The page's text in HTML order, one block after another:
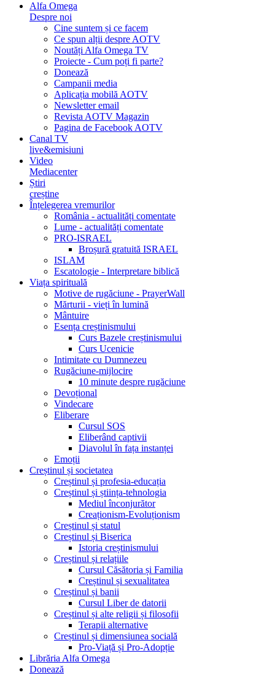
Alfa Omega
Despre noi
Cine suntem și ce facem
Ce spun alții despre AOTV
Noutăți Alfa Omega TV
Proiecte - Cum poți fi parte?
Donează
Campanii media
Aplicația mobilă AOTV
Newsletter email
Revista AOTV Magazin
Pagina de Facebook AOTV
Canal TV
live&emisiuni
Video
Mediacenter
Știri
creștine
Înțelegerea vremurilor
România - actualități comentate
Lume - actualități comentate
PRO-ISRAEL
Broșură gratuită ISRAEL
ISLAM
Escatologie - Interpretare biblică
Viața spirituală
Motive de rugăciune - PrayerWall
Mărturii - vieți în lumină
Mântuire
Esența creștinismului
Curs Bazele creștinismului
Curs Ucenicie
Intimitate cu Dumnezeu
Rugăciune-mijlocire
10 minute despre rugăciune
Devoțional
Vindecare
Eliberare
Cursul SOS
Eliberând captivii
Diavolul în fața instanței
Emoții
Creștinul și societatea
Creștinul și profesia-educația
Creștinul și știința-tehnologia
Mediul înconjurător
Creaționism-Evoluționism
Creștinul și statul
Creștinul și Biserica
Istoria creștinismului
Creștinul și relațiile
Cursul Căsătoria și Familia
Creștinul și sexualitatea
Creștinul și banii
Cursul Liber de datorii
Creștinul și alte religii și filosofii
Terapii alternative
Creștinul și dimensiunea socială
Pro-Viață și Pro-Adopție
Librăria Alfa Omega
Donează